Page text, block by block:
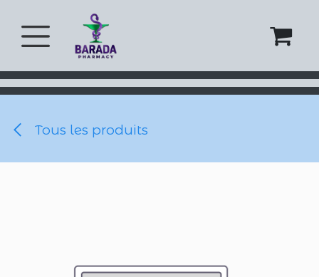
Tous les produits